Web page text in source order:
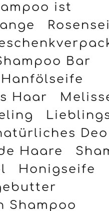
ist
Bar
Hanfölseife
Haar
Deo
Haare
Honigseife
Shampoo